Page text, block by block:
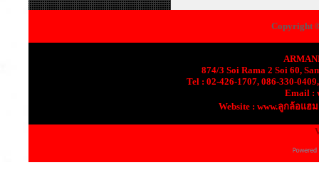
Copyright
874/3 Soi Rama 2 Soi 60,
Tel : 02-426-1707, 086-330-
Email :
Website : www.ลูกล้อแฮ